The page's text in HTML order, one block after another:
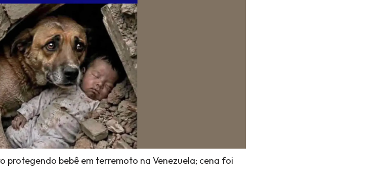
protegendo bebê em terremoto na Venezuela; cena foi